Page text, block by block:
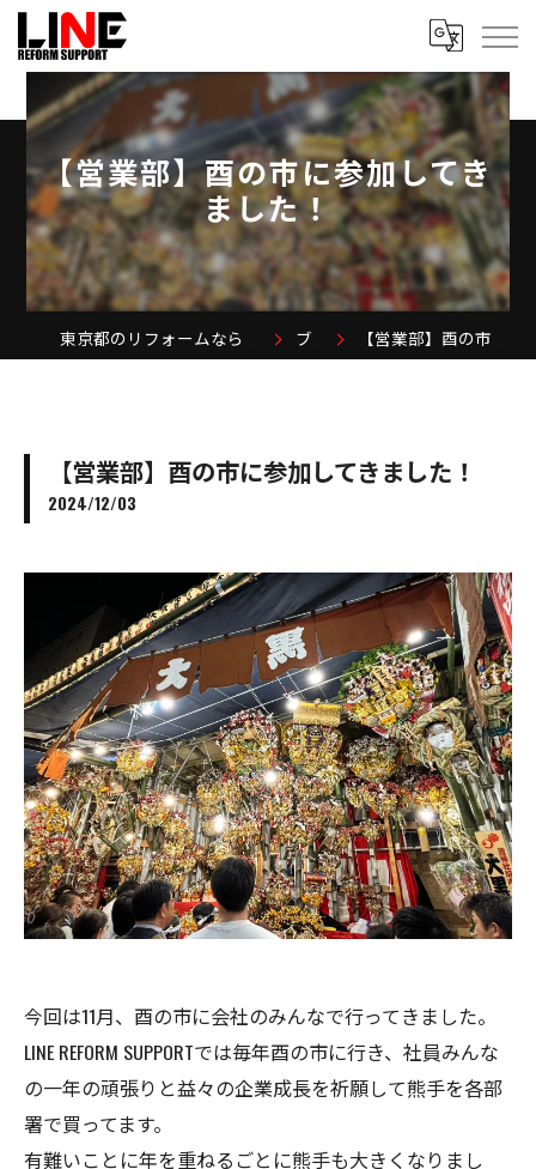
【営業部】酉の市に参加してき
ました！
ブログ 【営業部】酉の市に参加してきました！
【営業部】酉の市に参加してきました！
2024/12/03
今回は11月、酉の市に会社のみんなで行ってきました。
LINE REFORM SUPPORTでは毎年酉の市に行き、社員みんな
の一年の頑張りと益々の企業成長を祈願して熊手を各部
署で買ってます。
有難いことに年を重ねるごとに熊手も大きくなりまし